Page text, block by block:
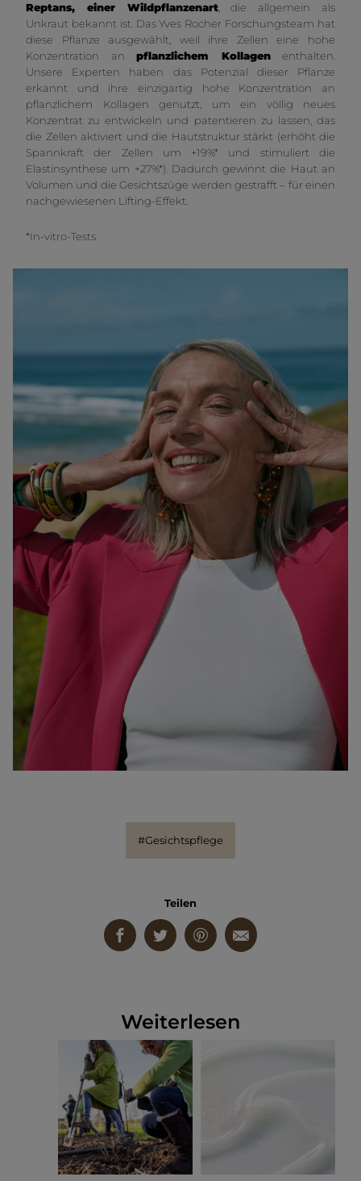
Reptans, einer Wildpflanzenart, die allgemein als
Unkraut bekannt ist. Das Yves Rocher Forschungsteam hat
diese Pflanze ausgewählt, weil ihre Zellen eine hohe
Konzentration an pflanzlichem Kollagenenthalten.
Unsere Experten haben das Potenzial dieser Pflanze
erkannt und ihre einzigartig hohe Konzentration an
pflanzlichem Kollagen genutzt, um ein völlig neues
Konzentrat zu entwickeln und patentieren zu lassen, das
die Zellen aktiviert und die Hautstruktur stärkt (erhöht die
Spannkraft der Zellen um +19%* und stimuliert die
Elastinsynthese um +27%*). Dadurch gewinnt die Haut an
Volumen und die Gesichtszüge werden gestrafft – für einen
nachgewiesenen Lifting-Effekt.
*In-vitro-Tests
#Gesichtspflege
Teilen
Weiterlesen